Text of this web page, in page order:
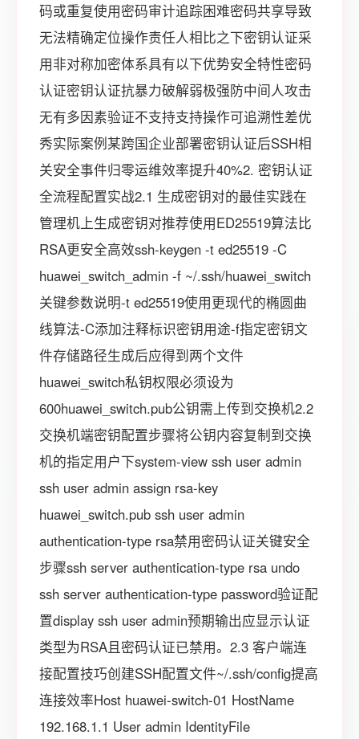
码或重复使用密码审计追踪困难密码共享导致
无法精确定位操作责任人相比之下密钥认证采
用非对称加密体系具有以下优势安全特性密码
认证密钥认证抗暴力破解弱极强防中间人攻击
无有多因素验证不支持支持操作可追溯性差优
秀实际案例某跨国企业部署密钥认证后SSH相
关安全事件归零运维效率提升40%2. 密钥认证
全流程配置实战2.1 生成密钥对的最佳实践在
管理机上生成密钥对推荐使用ED25519算法比
RSA更安全高效ssh-keygen -t ed25519 -C
huawei_switch_admin -f ~/.ssh/huawei_switch
关键参数说明-t ed25519使用更现代的椭圆曲
线算法-C添加注释标识密钥用途-f指定密钥文
件存储路径生成后应得到两个文件
huawei_switch私钥权限必须设为
600huawei_switch.pub公钥需上传到交换机2.2
交换机端密钥配置步骤将公钥内容复制到交换
机的指定用户下system-view ssh user admin
ssh user admin assign rsa-key
huawei_switch.pub ssh user admin
authentication-type rsa禁用密码认证关键安全
步骤ssh server authentication-type rsa undo
ssh server authentication-type password验证配
置display ssh user admin预期输出应显示认证
类型为RSA且密码认证已禁用。2.3 客户端连
接配置技巧创建SSH配置文件~/.ssh/config提高
连接效率Host huawei-switch-01 HostName
192.168.1.1 User admin IdentityFile